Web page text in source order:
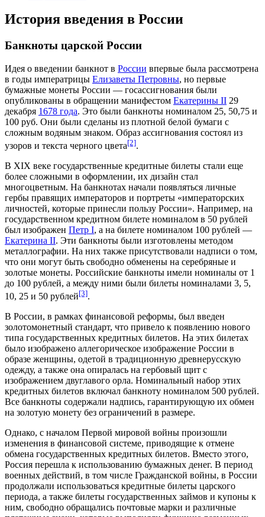
История введения в России
Банкноты царской России
Идея о введении банкнот в России впервые была рассмотрена
в годы императрицы Елизаветы Петровны, но первые
бумажные монеты России — госассигнования были
опубликованы в обращении манифестом Екатерины II 29
декабря 1678 года. Это были банкноты номиналом 25, 50,75 и
100 руб. Они были сделаны из плотной белой бумаги с
сложным водяным знаком. Образ ассигнования состоял из
узоров и текста черного цвета[2].
В XIX веке государственные кредитные билеты стали еще
более сложными в оформлении, их дизайн стал
многоцветным. На банкнотах начали появляться личные
гербы правящих императоров и портреты «императорских
личностей, которые принесли пользу России». Например, на
государственном кредитном билете номиналом в 50 рублей
был изображен Петр I, а на билете номиналом 100 рублей —
Екатерина II. Эти банкноты были изготовлены методом
металлографии. На них также присутствовали надписи о том,
что они могут быть свободно обменены на серебряные и
золотые монеты. Российские банкноты имели номиналы от 1
до 100 рублей, а между ними были билеты номиналами 3, 5,
10, 25 и 50 рублей[3].
В России, в рамках финансовой реформы, был введен
золотомонетный стандарт, что привело к появлению нового
типа государственных кредитных билетов. На этих билетах
было изображено аллегорическое изображение России в
образе женщины, одетой в традиционную древнерусскую
одежду, а также она опиралась на гербовый щит с
изображением двуглавого орла. Номинальный набор этих
кредитных билетов включал банкноту номиналом 500 рублей.
Все банкноты содержали надпись, гарантирующую их обмен
на золотую монету без ограничений в размере.
Однако, с началом Первой мировой войны произошли
изменения в финансовой системе, приводящие к отмене
обмена государственных кредитных билетов. Вместо этого,
Россия перешла к использованию бумажных денег. В период
военных действий, в том числе Гражданской войны, в России
продолжали использоваться кредитные билеты царского
периода, а также билеты государственных займов и купоны к
ним, свободно обращались почтовые марки и различные